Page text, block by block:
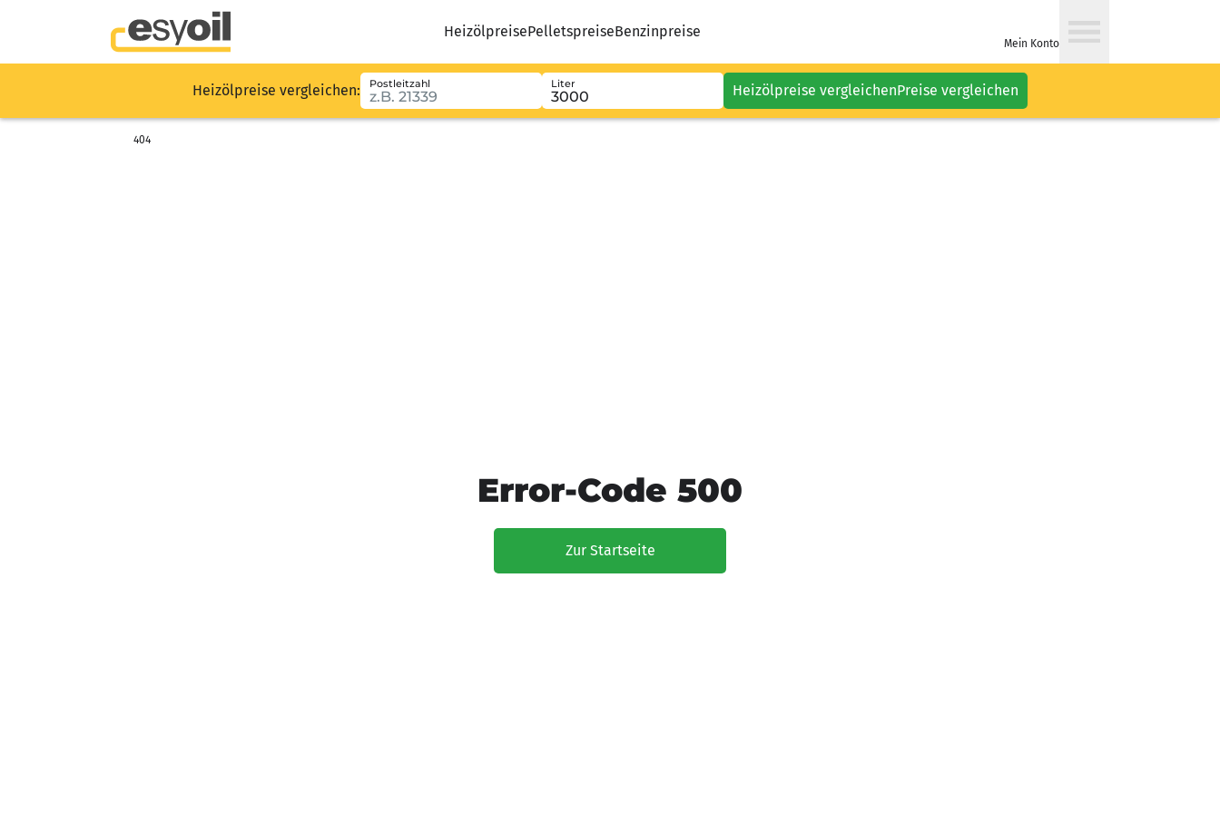
HeizölpreisePelletspreiseBenzinpreise
Mein Konto
Heizölpreise vergleichen: Postleitzahl Liter Heizölpreise vergleichenPreise vergleichen
404
Error-Code 500
Zur Startseite